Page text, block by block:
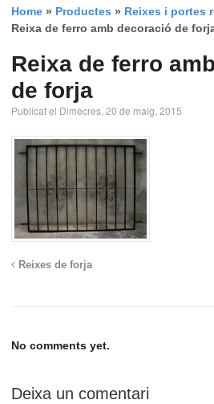
Home » Productes » Reixes i portes
Reixa de ferro amb decoració de
Reixa de ferro
de forja
Publicat el Dimecres, 20 de maig, 2015
Reixes de forja
No comments yet.
Deixa un comentari